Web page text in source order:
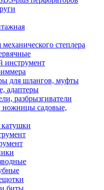
степлера
инструмент
для шлангов, муфты
адаптеры
разбрызгиватели
ножницы садовые,
биты